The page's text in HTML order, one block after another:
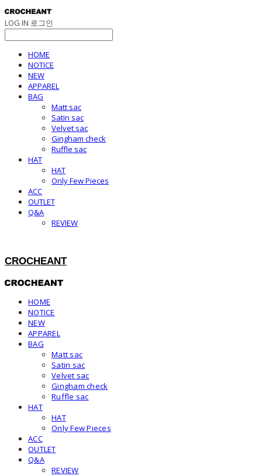
LOG IN 로그인
HOME
NOTICE
NEW
APPAREL
BAG
Matt sac
Satin sac
Velvet sac
Gingham check
Ruffle sac
HAT
HAT
Only Few Pieces
ACC
OUTLET
Q&A
REVIEW
CROCHEANT
HOME
NOTICE
NEW
APPAREL
BAG
Matt sac
Satin sac
Velvet sac
Gingham check
Ruffle sac
HAT
HAT
Only Few Pieces
ACC
OUTLET
Q&A
REVIEW